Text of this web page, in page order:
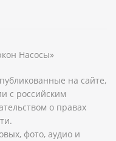
Насосы»
на сайте,
с российским
о правах
фото, аудио и